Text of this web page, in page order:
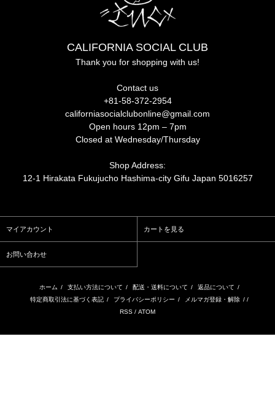
CALIFORNIA SOCIAL CLUB
Thank you for shopping with us!
Contact us
+81-58-372-2954
californiasocialclubonline@gmail.com
Open hours 12pm – 7pm
Closed at Wednesday/Thursday
Shop Address:
12-1 Hirakata Fukujucho Hashima-city Gifu Japan 5016257
マイアカウント カートを見る
お問い合わせ
ホーム / 支払い方法について / 配送・送料について / 返品について /
特定商取引法に基づく表記 / プライバシーポリシー / メルマガ登録・解除 / /
RSS / ATOM